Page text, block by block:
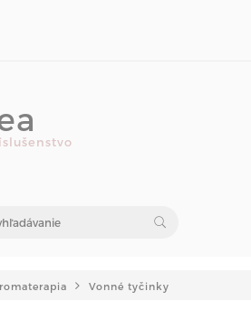
Vonné tyčinky